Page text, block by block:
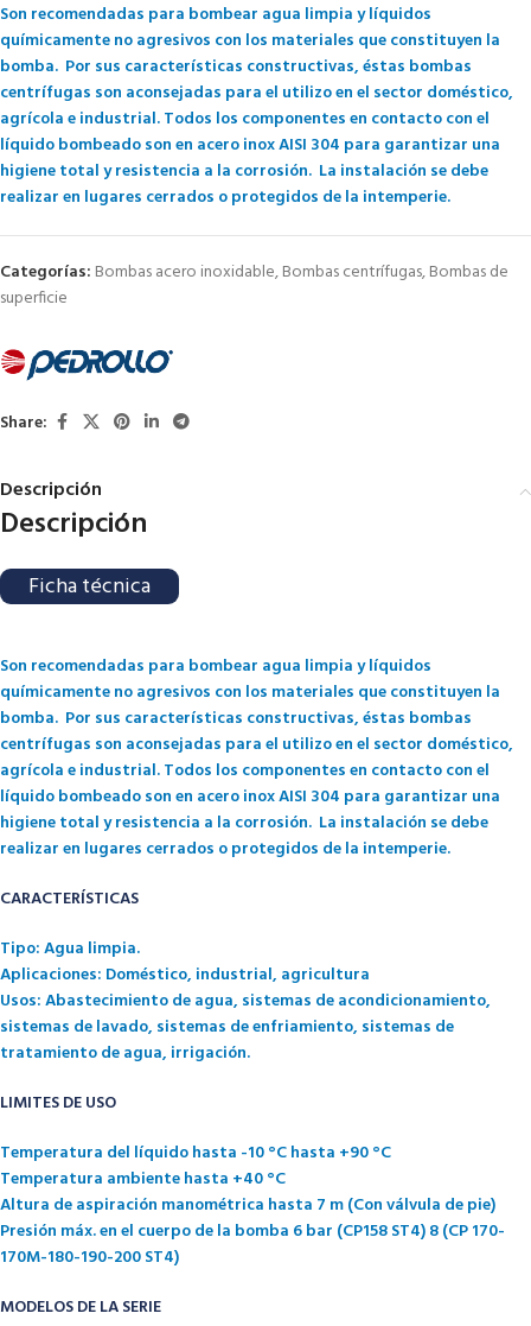
Son recomendadas para bombear agua limpia y líquidos
químicamente no agresivos con los materiales que constituyen la
bomba. Por sus características constructivas, éstas bombas
centrífugas son aconsejadas para el utilizo en el sector doméstico,
agrícola e industrial. Todos los componentes en contacto con el
líquido bombeado son en acero inox AISI 304 para garantizar una
higiene total y resistencia a la corrosión. La instalación se debe
realizar en lugares cerrados o protegidos de la intemperie.
Categorías: Bombas acero inoxidable,Bombas centrífugas,Bombas de
superficie
Share:
Descripción
Descripción
Ficha técnica
Son recomendadas para bombear agua limpia y líquidos
químicamente no agresivos con los materiales que constituyen la
bomba. Por sus características constructivas, éstas bombas
centrífugas son aconsejadas para el utilizo en el sector doméstico,
agrícola e industrial. Todos los componentes en contacto con el
líquido bombeado son en acero inox AISI 304 para garantizar una
higiene total y resistencia a la corrosión. La instalación se debe
realizar en lugares cerrados o protegidos de la intemperie.
CARACTERÍSTICAS
Tipo: Agua limpia.
Aplicaciones: Doméstico, industrial, agricultura
Usos: Abastecimiento de agua, sistemas de acondicionamiento,
sistemas de lavado, sistemas de enfriamiento, sistemas de
tratamiento de agua, irrigación.
LIMITES DE USO
Temperatura del líquido hasta -10 °C hasta +90 °C
Temperatura ambiente hasta +40 °C
Altura de aspiración manométrica hasta 7 m (Con válvula de pie)
Presión máx. en el cuerpo de la bomba 6 bar (CP158 ST4) 8 (CP 170-
170M-180-190-200 ST4)
MODELOS DE LA SERIE